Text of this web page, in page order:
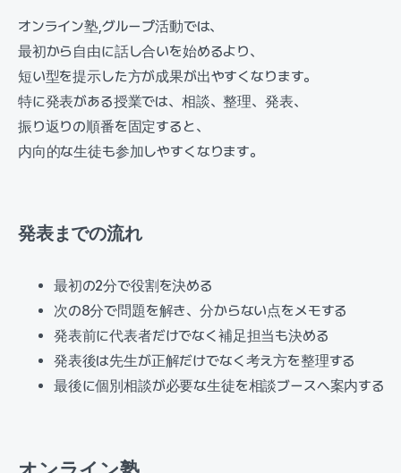
オンライン塾,グループ活動では、
最初から自由に話し合いを始めるより、
短い型を提示した方が成果が出やすくなります。
特に発表がある授業では、相談、整理、発表、
振り返りの順番を固定すると、
内向的な生徒も参加しやすくなります。
発表までの流れ
最初の2分で役割を決める
次の8分で問題を解き、分からない点をメモする
発表前に代表者だけでなく補足担当も決める
発表後は先生が正解だけでなく考え方を整理する
最後に個別相談が必要な生徒を相談ブースへ案内する